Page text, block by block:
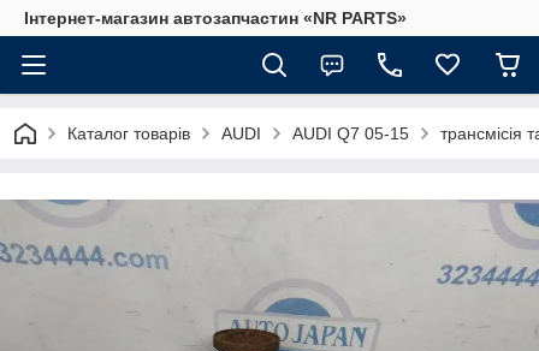
Інтернет-магазин автозапчастин «NR PARTS»
Каталог товарів AUDI AUDI Q7 05-15 трансмісія